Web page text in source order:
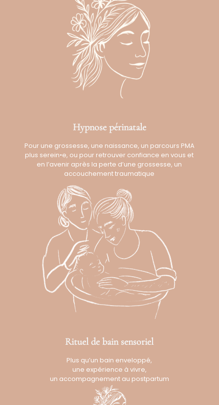
Hypnose périnatale
Pour une grossesse, une naissance, un parcours PMA
plus serein•e, ou pour retrouver confiance en vous et
en l’avenir après la perte d’une grossesse, un
accouchement traumatique
Rituel de bain sensoriel
Plus qu’un bain enveloppé,
une expérience à vivre,
un accompagnement au postpartum